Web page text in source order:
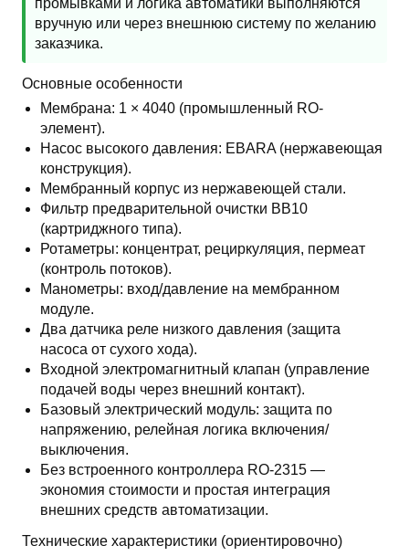
промывками и логика автоматики выполняются
вручную или через внешнюю систему по желанию
заказчика.
Основные особенности
Мембрана: 1 × 4040 (промышленный RO-
элемент).
Насос высокого давления: EBARA (нержавеющая
конструкция).
Мембранный корпус из нержавеющей стали.
Фильтр предварительной очистки BB10
(картриджного типа).
Ротаметры: концентрат, рециркуляция, пермеат
(контроль потоков).
Манометры: вход/давление на мембранном
модуле.
Два датчика реле низкого давления (защита
насоса от сухого хода).
Входной электромагнитный клапан (управление
подачей воды через внешний контакт).
Базовый электрический модуль: защита по
напряжению, релейная логика включения/
выключения.
Без встроенного контроллера RO-2315 —
экономия стоимости и простая интеграция
внешних средств автоматизации.
Технические характеристики (ориентировочно)